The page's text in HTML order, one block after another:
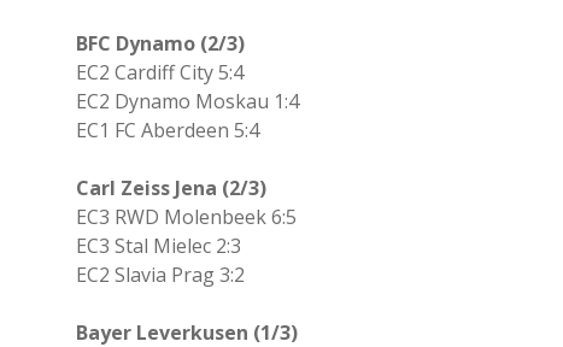
BFC Dynamo (2/3)
EC2 Cardiff City 5:4
EC2 Dynamo Moskau 1:4
EC1 FC Aberdeen 5:4
Carl Zeiss Jena (2/3)
EC3 RWD Molenbeek 6:5
EC3 Stal Mielec 2:3
EC2 Slavia Prag 3:2
Bayer Leverkusen (1/3)